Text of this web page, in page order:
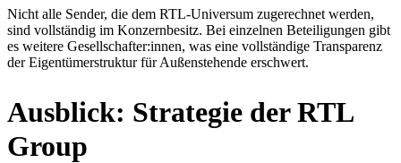
Nicht alle Sender, die dem RTL-Universum zugerechnet werden,
sind vollständig im Konzernbesitz. Bei einzelnen Beteiligungen gibt
es weitere Gesellschafter:innen, was eine vollständige Transparenz
der Eigentümerstruktur für Außenstehende erschwert.
Ausblick: Strategie der RTL
Group